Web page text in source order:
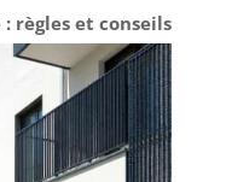
règles et conseils